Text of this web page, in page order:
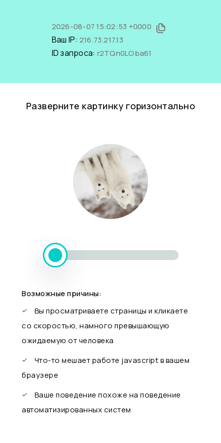
2026-08-07 15:02:53 +0000
Ваш IP: 216.73.217.13
ID запроса: r2TQn0LOba61
Разверните картинку горизонтально
Возможные причины:
Вы просматриваете страницы и кликаете
со скоростью, намного превышающую
ожидаемую от человека
Что-то мешает работе javascript в вашем
браузере
Ваше поведение похоже на поведение
автоматизированных систем